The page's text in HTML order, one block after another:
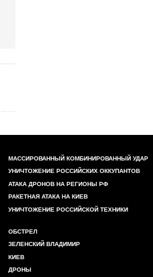
МАССИРОВАННЫЙ КОМБИНИРОВАННЫЙ УДАР
УНИЧТОЖЕНИЕ РОССИЙСКИХ ОККУПАНТОВ
АТАКА ДРОНОВ НА РЕГИОНЫ РФ
РАКЕТНАЯ АТАКА НА КИЕВ
УНИЧТОЖЕНИЕ РОССИЙСКОЙ ТЕХНИКИ
ОБСТРЕЛ
ЗЕЛЕНСКИЙ ВЛАДИМИР
КИЕВ
ДРОНЫ